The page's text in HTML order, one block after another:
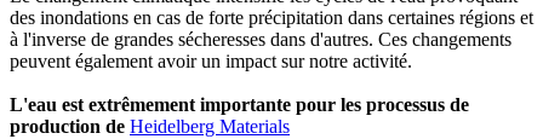
des inondations en cas de forte précipitation dans certaines régions et
à l'inverse de grandes sécheresses dans d'autres. Ces changements
peuvent également avoir un impact sur notre activité.
L'eau est extrêmement importante pour les processus de
production de Heidelberg Materials